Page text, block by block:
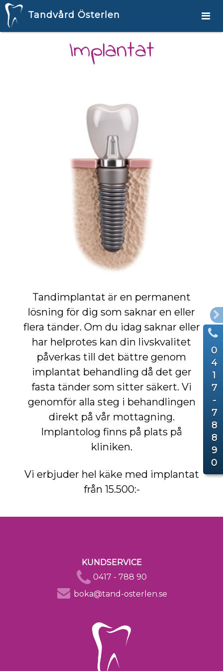
Tandvård Österlen
0
4
1
7
-
7
8
8
9
0
Implantat
Tandimplantat är en permanent
lösning för dig som saknar en eller
flera tänder. Om du idag saknar eller
har helprotes kan din livskvalitet
påverkas till det bättre genom
implantat behandling då det ger
fasta tänder som sitter säkert. Vi
genomför alla steg i behandlingen
direkt på vår mottagning.
Implantolog finns på plats på
kliniken.
Vi erbjuder hel käke med implantat
från 15.500:-
KUNDSERVICE
0417 - 788 90
boka@tand-osterlen.se